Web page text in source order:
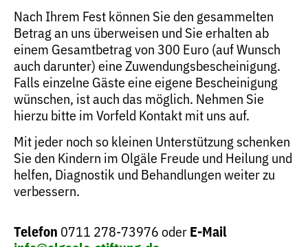
Nach Ihrem Fest können Sie den gesammelten
Betrag an uns überweisen und Sie erhalten ab
einem Gesamtbetrag von 300 Euro (auf Wunsch
auch darunter) eine Zuwendungsbescheinigung.
Falls einzelne Gäste eine eigene Bescheinigung
wünschen, ist auch das möglich. Nehmen Sie
hierzu bitte im Vorfeld Kontakt mit uns auf.
Mit jeder noch so kleinen Unterstützung schenken
Sie den Kindern im Olgäle Freude und Heilung und
helfen, Diagnostik und Behandlungen weiter zu
verbessern.
Telefon 0711 278-73976 oderE-Mail